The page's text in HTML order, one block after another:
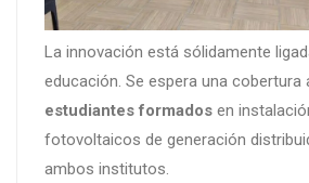
La innovación está sólidamente
educación. Se espera una cobertura
estudiantes formados en
fotovoltaicos de generación
ambos institutos.